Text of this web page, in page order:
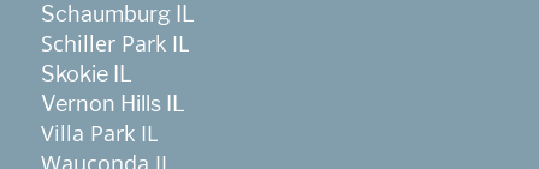
Schaumburg IL
Schiller Park IL
Skokie IL
Vernon Hills IL
Villa Park IL
Wauconda IL